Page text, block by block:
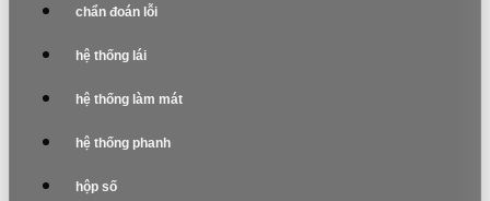
chẩn đoán lỗi
hệ thống lái
hệ thống làm mát
hệ thống phanh
hộp số